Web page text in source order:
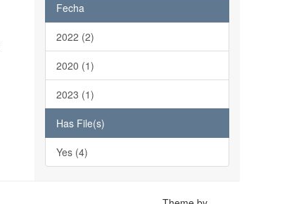
Fecha
2022 (2)
2020 (1)
2023 (1)
Has File(s)
Yes (4)